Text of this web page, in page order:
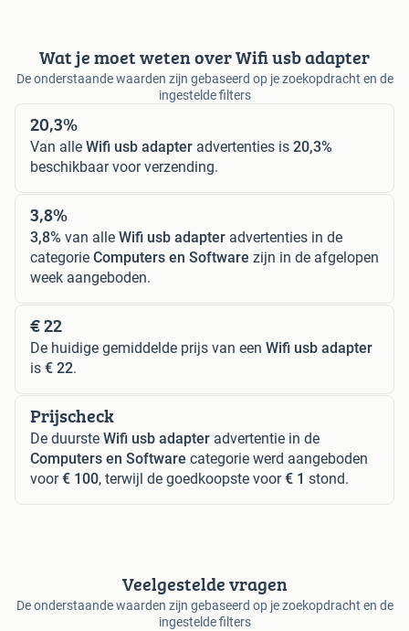
Wat je moet weten over Wifi usb adapter
De onderstaande waarden zijn gebaseerd op je zoekopdracht en de
ingestelde filters
20,3%
Van alle Wifi usb adapter advertenties is 20,3%
beschikbaar voor verzending.
3,8%
3,8% van alle Wifi usb adapter advertenties in de
categorie Computers en Software zijn in de afgelopen
week aangeboden.
€ 22
De huidige gemiddelde prijs van een Wifi usb adapter
is € 22.
Prijscheck
De duurste Wifi usb adapter advertentie in de
Computers en Software categorie werd aangeboden
voor€ 100, terwijl de goedkoopste voor€ 1 stond.
Veelgestelde vragen
De onderstaande waarden zijn gebaseerd op je zoekopdracht en de
ingestelde filters